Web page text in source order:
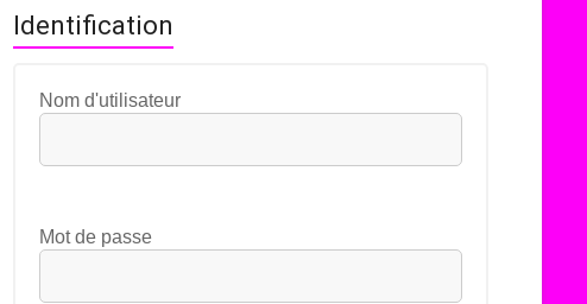
Identification
Nom d'utilisateur
Mot de passe